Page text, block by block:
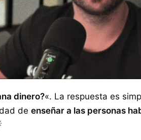
dinero?«. La respuesta es
de enseñar a las personas